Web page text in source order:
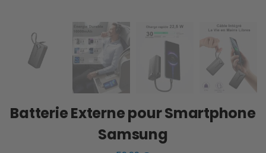
Batterie Externe pour Smartphone
Samsung